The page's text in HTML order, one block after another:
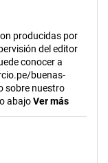
producidas por
del editor
conocer a
buenas-
sobre nuestro
abajoVer más